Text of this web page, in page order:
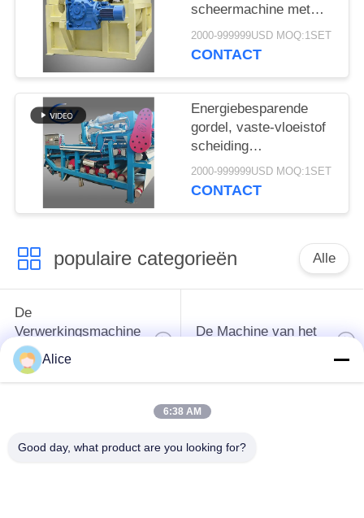
scheermachine met
stabiele prestaties voor
de productie van
2000-999999USD MOQ:1SET
CONTACT
Energiebesparende
gordel, vaste-vloeistof
scheiding
ontwateringsmachine
met een
2000-999999USD MOQ:1SET
CONTACT
populaire categorieën Alle
De
Verwerkingsmachine
van het
maniokzetmeel
De Machine van het
De
van de maniokbloem
Alice
6:38 AM
Good day, what product are you looking for?